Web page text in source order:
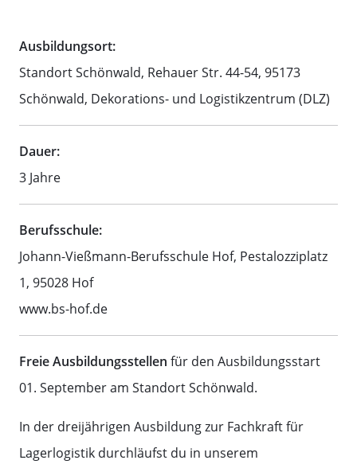
Ausbildungsort:
Standort Schönwald, Rehauer Str. 44-54, 95173
Schönwald, Dekorations- und Logistikzentrum (DLZ)
Dauer:
3 Jahre
Berufsschule:
Johann-Vießmann-Berufsschule Hof, Pestalozziplatz
1, 95028 Hof
www.bs-hof.de
Freie Ausbildungsstellen für den Ausbildungsstart
01. September am Standort Schönwald.
In der dreijährigen Ausbildung zur Fachkraft für
Lagerlogistik durchläufst du in unserem